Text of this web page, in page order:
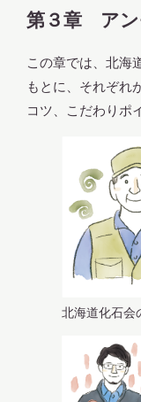
第３章 アン
この章では、北海
もとに、それぞれ
コツ、こだわりポ
北海道化石会